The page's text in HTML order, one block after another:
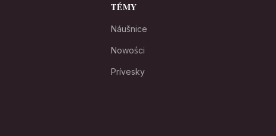
TÉMY
Náušnice
Nowości
Prívesky